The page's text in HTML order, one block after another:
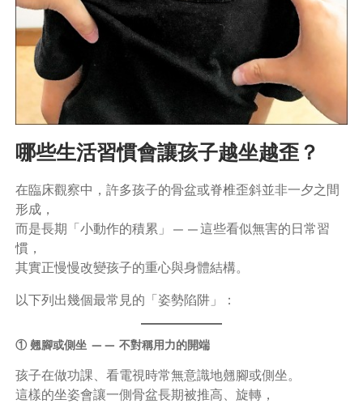
哪些生活習慣會讓孩子越坐越歪？
在臨床觀察中，許多孩子的骨盆或脊椎歪斜並非一夕之間
形成，
而是長期「小動作的積累」——這些看似無害的日常習
慣，
其實正慢慢改變孩子的重心與身體結構。
以下列出幾個最常見的「姿勢陷阱」：
① 翹腳或側坐 —— 不對稱用力的開端
孩子在做功課、看電視時常無意識地翹腳或側坐。
這樣的坐姿會讓一側骨盆長期被推高、旋轉，